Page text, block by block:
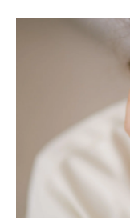
moda & ljepota